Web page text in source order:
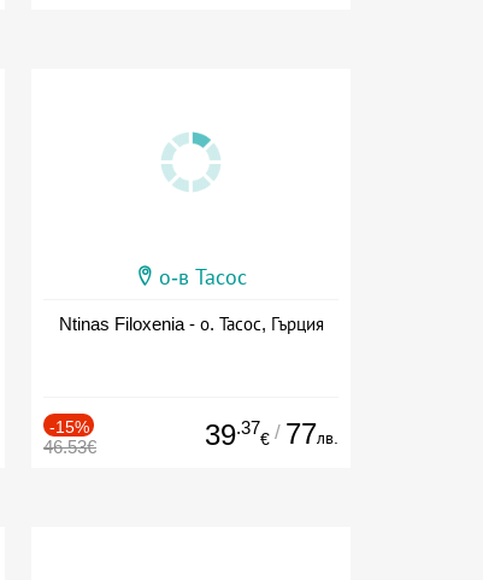
о-в Тасос
Ntinas Filoxenia - о. Тасос, Гърция
-15%
46.53€ 39.37
€ / 77лв.